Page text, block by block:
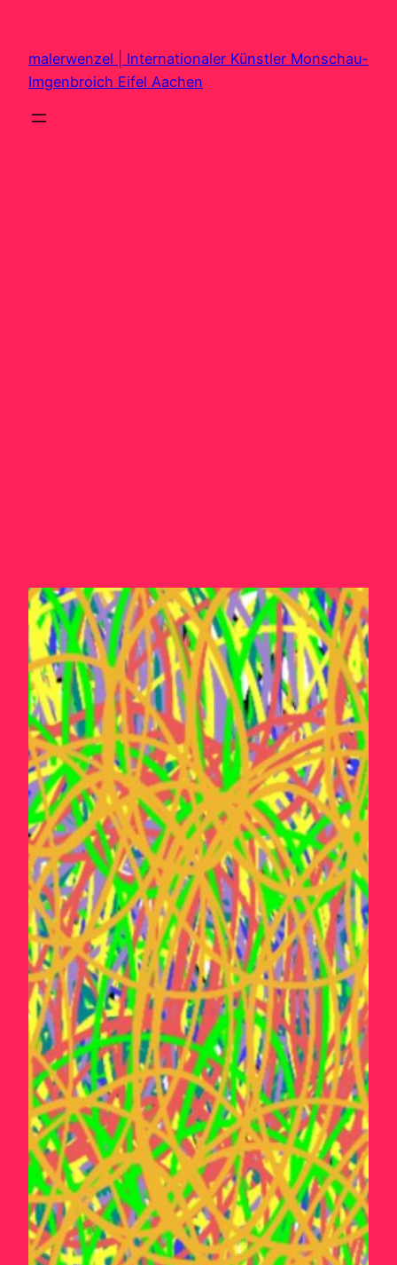
springen
malerwenzel | Internationaler Künstler Monschau-
Imgenbroich Eifel Aachen